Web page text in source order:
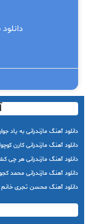
دانلود آهنگ مازندرانی به یاد
دانلود آهنگ مازندرانی کارن
دانلود آهنگ مازندرانی هر چی
دانلود آهنگ مازندرانی محمد
دانلود آهنگ محسن تجری